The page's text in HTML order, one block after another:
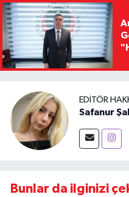
EDITÖR
Safanur
Bunlar da ilginizi